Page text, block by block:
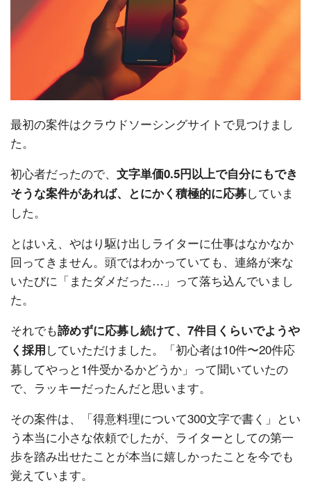
最初の案件はクラウドソーシングサイトで見つけまし
た。
初心者だったので、 文字単価0.5円以上で自分にもでき
そうな案件があれば、とにかく積極的に応募していま
した。
とはいえ、やはり駆け出しライターに仕事はなかなか
回ってきません。頭ではわかっていても、連絡が来な
いたびに「またダメだった…」って落ち込んでいまし
た。
それでも諦めずに応募し続けて、7件目くらいでようや
く採用していただけました。「初心者は10件〜20件応
募してやっと1件受かるかどうか」って聞いていたの
で、ラッキーだったんだと思います。
その案件は、「得意料理について300文字で書く」とい
う本当に小さな依頼でしたが、ライターとしての第一
歩を踏み出せたことが本当に嬉しかったことを今でも
覚えています。